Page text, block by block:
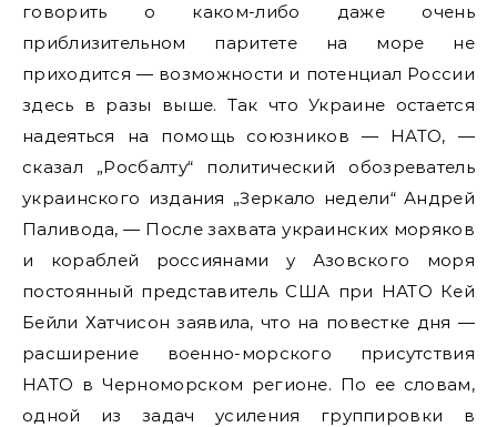
говорить о каком-либо даже очень
приблизительном паритете на море не
приходится — возможности и потенциал России
здесь в разы выше. Так что Украине остается
надеяться на помощь союзников — НАТО, —
сказал „Росбалту“ политический обозреватель
украинского издания „Зеркало недели“ Андрей
Паливода, — После захвата украинских моряков
и кораблей россиянами у Азовского моря
постоянный представитель США при НАТО Кей
Бейли Хатчисон заявила, что на повестке дня —
расширение военно-морского присутствия
НАТО в Черноморском регионе. По ее словам,
одной из задач усиления группировки в